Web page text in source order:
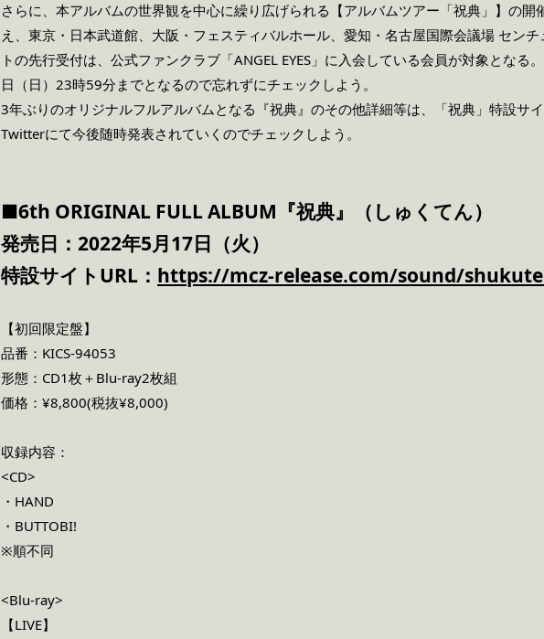
さらに、本アルバムの世界観を中心に繰り広げられる【アルバムツアー「祝典」】の
え、東京・日本武道館、大阪・フェスティバルホール、愛知・名古屋国際会議場 セン
トの先行受付は、公式ファンクラブ「ANGEL EYES」に入会している会員が対象とな
日（日）23時59分までとなるので忘れずにチェックしよう。
3年ぶりのオリジナルフルアルバムとなる『祝典』のその他詳細等は、「祝典」特設サ
Twitterにて今後随時発表されていくのでチェックしよう。
■6th ORIGINAL FULL ALBUM『祝典』（しゅくてん）
発売日：2022年5月17日（火）
特設サイトURL： https://mcz-release.com/sound/
【初回限定盤】
品番：KICS-94053
形態：CD1枚＋Blu-ray2枚組
価格：¥8,800(税抜¥8,000)
収録内容：
<CD>
・HAND
・BUTTOBI!
※順不同
<Blu-ray>
【LIVE】